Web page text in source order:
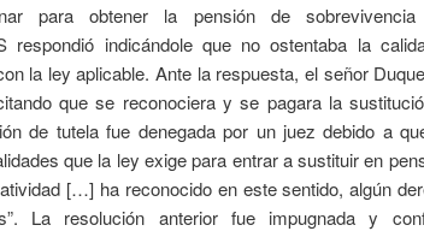
para obtener la pensión de
respondió indicándole que no ostentaba la
la ley aplicable. Ante la respuesta, el señor
que se reconociera y se pagara la
de tutela fue denegada por un juez debido a
que la ley exige para entrar a sustituir en
[…] ha reconocido en este sentido, algún
La resolución anterior fue impugnada y